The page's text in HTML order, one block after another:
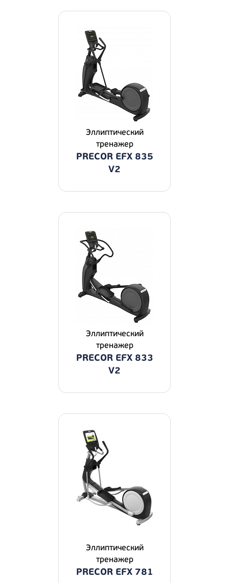
Эллиптический
тренажер
PRECOR EFX 835
V2
Эллиптический
тренажер
PRECOR EFX 833
V2
Эллиптический
тренажер
PRECOR EFX 781